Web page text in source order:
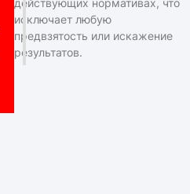
действующих нормативах, что
исключает любую
предвзятость или искажение
результатов.